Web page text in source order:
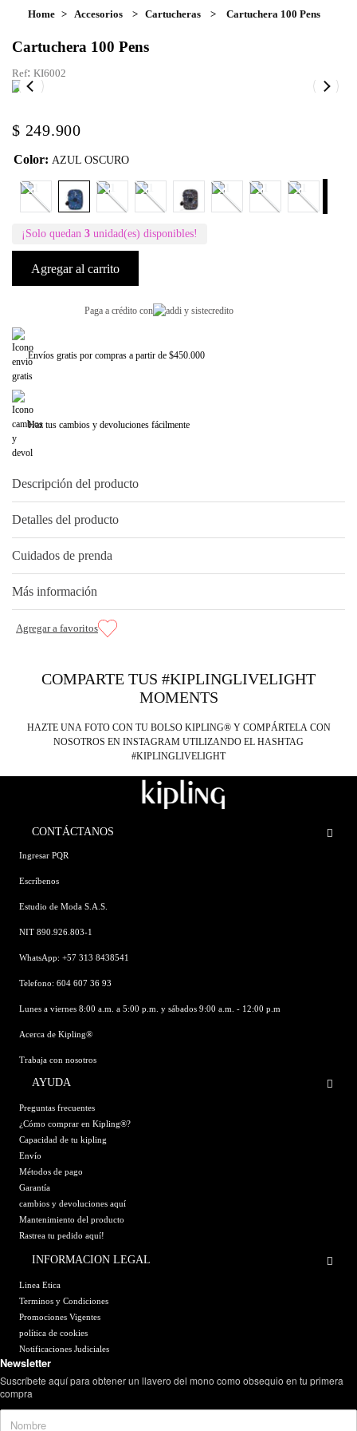
Accesorios Cartucheras Cartuchera 100 Pens
Cartuchera 100 Pens
: KI6002
$ 249.900
Color: AZUL OSCURO
¡Solo quedan 3 unidad(es) disponibles!
Agregar al carrito
Paga a crédito con
Envíos gratis por compras a partir de $450.000
Haz tus cambios y devoluciones fácilmente
Descripción del producto
Detalles del producto
Cuidados de prenda
Más información
COMPARTE TUS #KIPLINGLIVELIGHT
MOMENTS
HAZTE UNA FOTO CON TU BOLSO KIPLING® Y COMPÁRTELA CON
NOSOTROS EN INSTAGRAM UTILIZANDO EL HASHTAG
#KIPLINGLIVELIGHT
CONTÁCTANOS
Ingresar PQR
Escríbenos
Estudio de Moda S.A.S.
NIT 890.926.803-1
WhatsApp: +57 313 8438541
Telefono: 604 607 36 93
Lunes a viernes 8:00 a.m. a 5:00 p.m. y sábados 9:00 a.m. - 12:00 p.m
Acerca de Kipling®
Trabaja con nosotros
AYUDA
Preguntas frecuentes
¿Cómo comprar en Kipling®?
Capacidad de tu kipling
Envío
Métodos de pago
Garantía
cambios y devoluciones aquí
Mantenimiento del producto
Rastrea tu pedido aquí!
INFORMACION LEGAL
Linea Etica
Terminos y Condiciones
Promociones Vigentes
política de cookies
Notificaciones Judiciales
Newsletter
Suscríbete aquí para obtener un llavero del mono como obsequio en tu primera
compra